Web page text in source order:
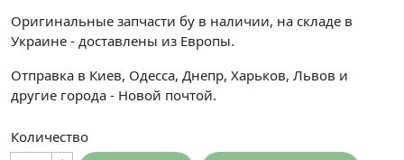
Оригинальные запчасти бу в наличии, на складе в
Украине - доставлены из Европы.
Отправка в Киев, Одесса, Днепр, Харьков, Львов и
другие города - Новой почтой.
Количество